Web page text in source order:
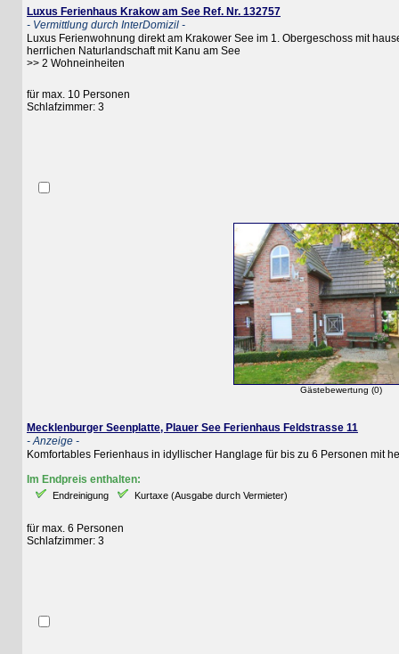
Luxus Ferienhaus Krakow am See Ref. Nr. 132757
- Vermittlung durch InterDomizil -
Luxus Ferienwohnung direkt am Krakower See im 1. Obergeschoss mit
herrlichen Naturlandschaft mit Kanu am See
>> 2 Wohneinheiten
für max. 10 Personen
Schlafzimmer: 3
Gästebewertung (0)
Mecklenburger Seenplatte, Plauer See Ferienhaus Feldstrasse 11
- Anzeige -
Komfortables Ferienhaus in idyllischer Hanglage für bis zu 6 Personen mit
Im Endpreis enthalten:
Endreinigung Kurtaxe (Ausgabe durch Vermieter)
für max. 6 Personen
Schlafzimmer: 3